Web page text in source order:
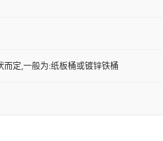
而定,一般为:纸板桶或镀锌铁桶